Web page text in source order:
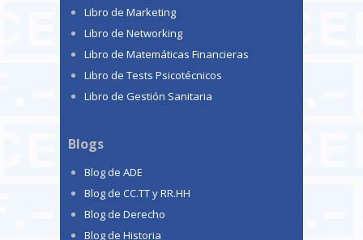
Libro de Marketing
Libro de Networking
Libro de Matemáticas Financieras
Libro de Tests Psicotécnicos
Libro de Gestión Sanitaria
Blogs
Blog de ADE
Blog de CC.TT y RR.HH
Blog de Derecho
Blog de Historia